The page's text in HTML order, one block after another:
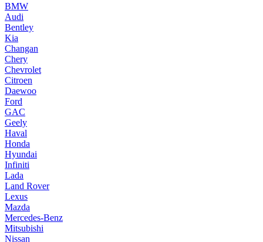
BMW
Audi
Bentley
Kia
Changan
Chery
Chevrolet
Citroen
Daewoo
Ford
GAC
Geely
Haval
Honda
Hyundai
Infiniti
Lada
Land Rover
Lexus
Mazda
Mercedes-Benz
Mitsubishi
Nissan